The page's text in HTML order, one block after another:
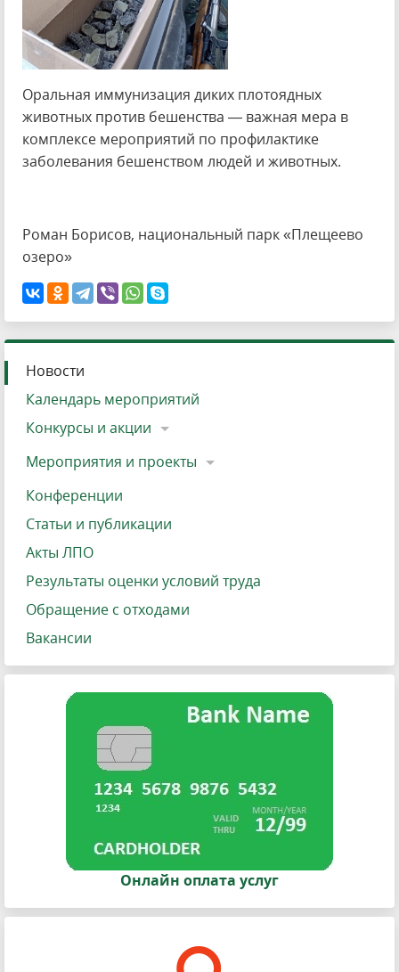
Оральная иммунизация диких плотоядных
животных против бешенства — важная мера в
комплексе мероприятий по профилактике
заболевания бешенством людей и животных.
Роман Борисов, национальный парк «Плещеево
озеро»
Новости
Календарь мероприятий
Конкурсы и акции
Мероприятия и проекты
Конференции
Статьи и публикации
Акты ЛПО
Результаты оценки условий труда
Обращение с отходами
Вакансии
Онлайн оплата услуг